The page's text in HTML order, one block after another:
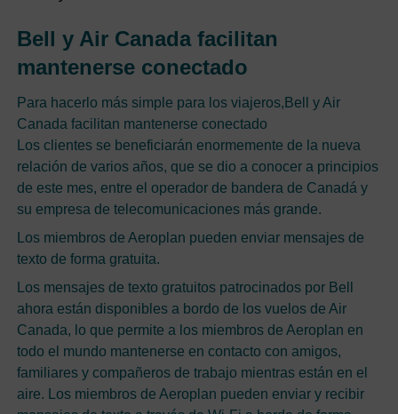
Bell y Air Canada facilitan
mantenerse conectado
Para hacerlo más simple para los viajeros,Bell y Air
Canada facilitan mantenerse conectado
Los clientes se beneficiarán enormemente de la nueva
relación de varios años, que se dio a conocer a principios
de este mes, entre el operador de bandera de Canadá y
su empresa de telecomunicaciones más grande.
Los miembros de Aeroplan pueden enviar mensajes de
texto de forma gratuita.
Los mensajes de texto gratuitos patrocinados por Bell
ahora están disponibles a bordo de los vuelos de Air
Canada, lo que permite a los miembros de Aeroplan en
todo el mundo mantenerse en contacto con amigos,
familiares y compañeros de trabajo mientras están en el
aire. Los miembros de Aeroplan pueden enviar y recibir